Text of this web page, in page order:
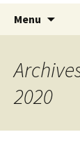
Menu
2020